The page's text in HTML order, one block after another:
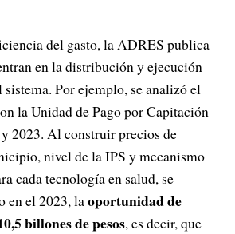
del gasto, la ADRES publica
en la distribución y ejecución
sistema. Por ejemplo, se analizó el
la Unidad de Pago por Capitación
2023. Al construir precios de
nivel de la IPS y mecanismo
cada tecnología en salud, se
en el 2023, laoportunidad de
billones de pesos, es decir, que